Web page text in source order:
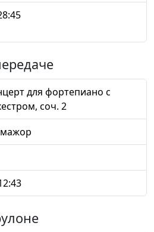
для фортепиано с
соч. 2